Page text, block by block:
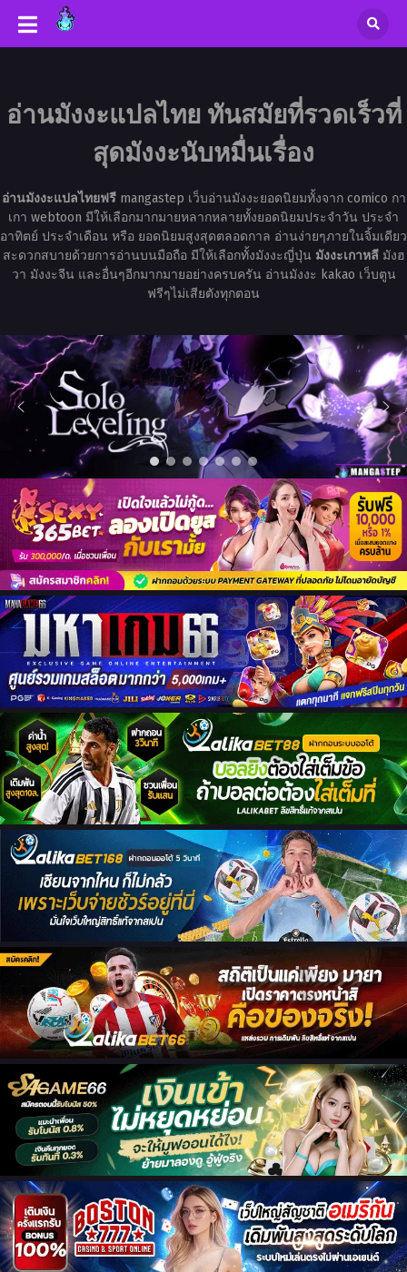
อ่านมังงะแปลไทย ทันสมัยที่รวดเร็วที่
สุดมังงะนับหมื่นเรื่อง
อ่านมังงะแปลไทยฟรีmangastep เว็บอ่านมังงะยอดนิยมทั้งจาก comico กา
เกา webtoon มีให้เลือกมากมายหลากหลายทั้งยอดนิยมประจำวัน ประจำ
อาทิตย์ ประจำเดือน หรือ ยอดนิยมสูงสุดตลอดกาล อ่านง่ายๆภายในจิ้มเดียว
สะดวกสบายด้วยการอ่านบนมือถือ มีให้เลือกทั้งมังงะญี่ปุ่น มังงะเกาหลีมังฮ
วา มังงะจีน และอื่นๆอีกมากมายอย่างครบครัน อ่านมังงะ kakao เว็บตูน
ฟรีๆไม่เสียตังทุกตอน